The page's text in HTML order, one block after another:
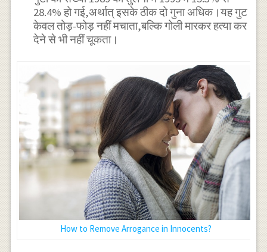
28.4% हो गई,अर्थात् इसके ठीक दो गुना अधिक।यह गुट
केवल तोड़-फोड़ नहीं मचाता,बल्कि गोली मारकर हत्या कर
देने से भी नहीं चूकता।
How to Remove Arrogance in Innocents?